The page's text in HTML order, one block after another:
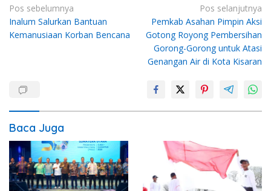
Navigasi
pos
Pos sebelumnya
Inalum Salurkan Bantuan
Kemanusiaan Korban Bencana
Pos selanjutnya
Pemkab Asahan Pimpin Aksi
Gotong Royong Pembersihan
Gorong-Gorong untuk Atasi
Genangan Air di Kota Kisaran
Baca Juga